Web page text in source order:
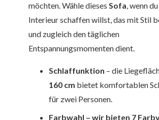
möchten. Wähle dieses Sofa, wenn
Interieur schaffen willst, das mit Stil
und zugleich den täglichen
Entspannungsmomenten dient.
Schlaffunktion – die
160 cm bietet komfortablen
für zwei Personen.
Farbwahl – wir bieten 7